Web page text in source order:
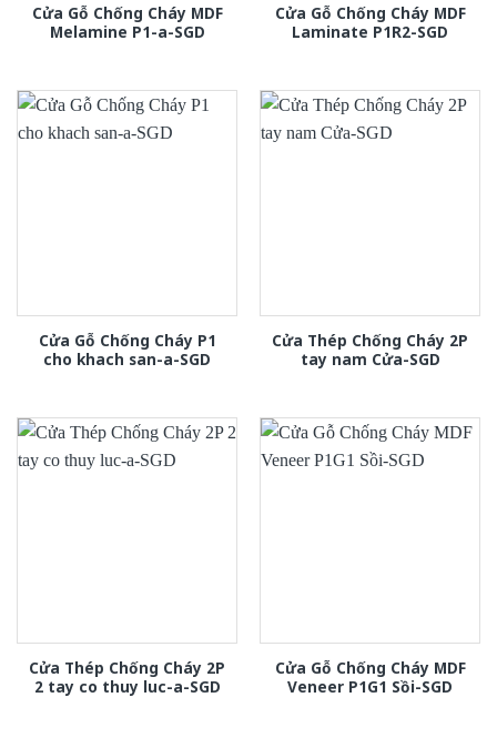
Cửa Gỗ Chống Cháy MDF
Melamine P1-a-SGD
Cửa Gỗ Chống Cháy MDF
Laminate P1R2-SGD
Cửa Gỗ Chống Cháy P1
cho khach san-a-SGD
Cửa Thép Chống Cháy 2P
tay nam Cửa-SGD
Cửa Thép Chống Cháy 2P
2 tay co thuy luc-a-SGD
Cửa Gỗ Chống Cháy MDF
Veneer P1G1 Sồi-SGD